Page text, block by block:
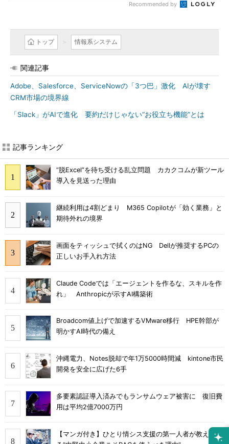
Recommended by
トップ 情報系システム
関連記事
Adobe、Salesforce、ServiceNowの「3つ巴」激化 AIが壊す
CRM市場の境界線
「Slack」がAIで進化 要約だけじゃない“お役立ち機能”とは
記事ランキング
“脱Excel”を待ち受ける乱立問題 カカクコムが新ツール
導入を見送った理由
継続利用は4割どまり M365 Copilotが「効く業務」と
期待外れの境界
画面をティッシュで拭くのはNG Dellが推奨するPCの
正しいお手入れ方法
Claude Codeでは「エージェントを作るな、スキルを作
れ」 Anthropicが示すAI構築術
Broadcom値上げで加速するVMware移行 HPE幹部が
明かすAI時代の備え
沖縄電力、Notes脱却で年1万5000時間減 kintone市民
開発を安全に広げた6手
多要素認証導入済みでもランサムウェア被害に 復旧費
用は平均2億7000万円
【マンガ付き】ひとり情シス支援の第一人者が教え